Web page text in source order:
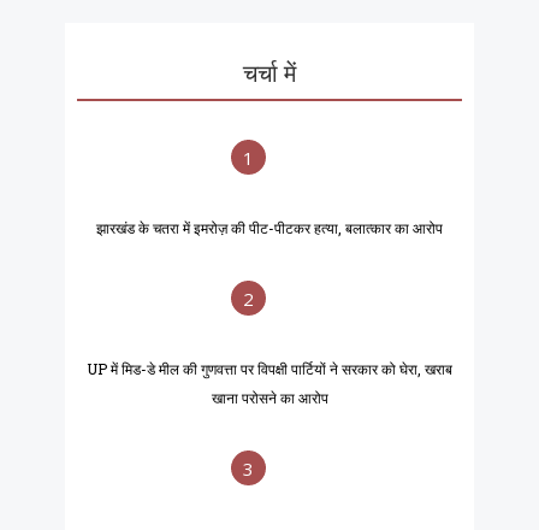
चर्चा में
1
झारखंड के चतरा में इमरोज़ की पीट-पीटकर हत्या, बलात्कार का आरोप
2
UP में मिड-डे मील की गुणवत्ता पर विपक्षी पार्टियों ने सरकार को घेरा, खराब
खाना परोसने का आरोप
3